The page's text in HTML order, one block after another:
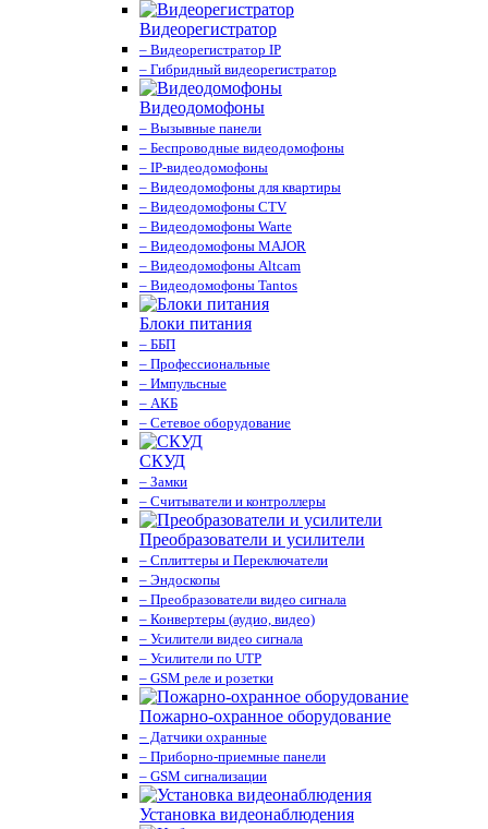
Видеорегистратор
– Видеорегистратор IP
– Гибридный видеорегистратор
Видеодомофоны
– Вызывные панели
– Беспроводные видеодомофоны
– IP-видеодомофоны
– Видеодомофоны для квартиры
– Видеодомофоны CTV
– Видеодомофоны Warte
– Видеодомофоны MAJOR
– Видеодомофоны Altcam
– Видеодомофоны Tantos
Блоки питания
– ББП
– Профессиональные
– Импульсные
– АКБ
– Сетевое оборудование
СКУД
– Замки
– Считыватели и контроллеры
Преобразователи и усилители
– Сплиттеры и Переключатели
– Эндоскопы
– Преобразователи видео сигнала
– Конвертеры (аудио, видео)
– Усилители видео сигнала
– Усилители по UTP
– GSM реле и розетки
Пожарно-охранное оборудование
– Датчики охранные
– Приборно-приемные панели
– GSM сигнализации
Установка видеонаблюдения